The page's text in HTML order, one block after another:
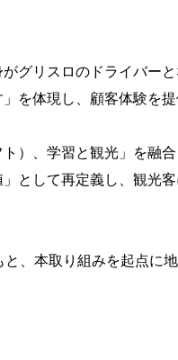
グリスロのドライバー
を体現し、顧客体験を提
）、学習と観光」を融
として再定義し、観光
、本取り組みを起点に